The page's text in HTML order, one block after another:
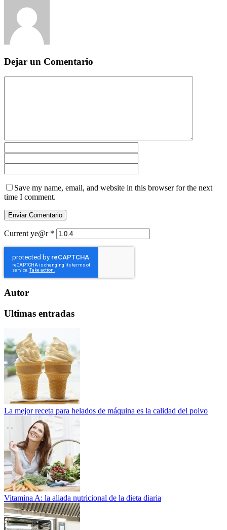
Dejar un Comentario
Save my name, email, and website in this browser for the next
time I comment.
Current ye@r *
Autor
Ultimas entradas
La mejor receta para helados de máquina es la calidad del polvo
Vitamina A: la aliada nutricional de la dieta diaria